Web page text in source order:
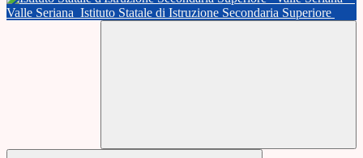
Valle Seriana Istituto Statale di Istruzione Secondaria Superiore